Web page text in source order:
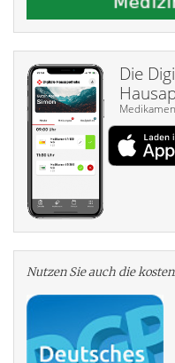
Die
Nutzen Sie auch die